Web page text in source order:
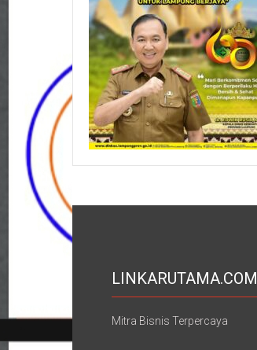
LINKARUTAMA.COM
Mitra Bisnis Terpercaya